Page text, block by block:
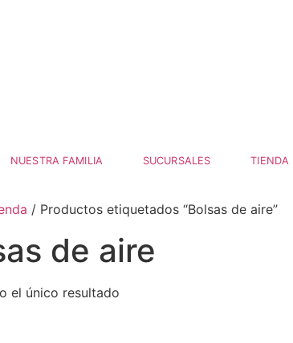
NUESTRA FAMILIA SUCURSALES TIENDA
/ Productos etiquetados “Bolsas de aire”
de aire
el único resultado